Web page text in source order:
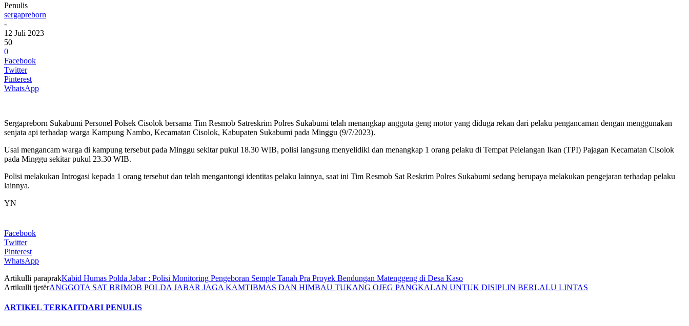
Penulis
sergapreborn
-
12 Juli 2023
50
0
Facebook
Twitter
Pinterest
WhatsApp
Sergapreborn Sukabumi Personel Polsek Cisolok bersama Tim Resmob Satreskrim Polres Sukabumi telah menangkap anggota geng motor yang diduga rekan dari pelaku pengancaman dengan menggunakan
senjata api terhadap warga Kampung Nambo, Kecamatan Cisolok, Kabupaten Sukabumi pada Minggu (9/7/2023).
Usai mengancam warga di kampung tersebut pada Minggu sekitar pukul 18.30 WIB, polisi langsung menyelidiki dan menangkap 1 orang pelaku di Tempat Pelelangan Ikan (TPI) Pajagan Kecamatan Cisolok
pada Minggu sekitar pukul 23.30 WIB.
Polisi melakukan Introgasi kepada 1 orang tersebut dan telah mengantongi identitas pelaku lainnya, saat ini Tim Resmob Sat Reskrim Polres Sukabumi sedang berupaya melakukan pengejaran terhadap pelaku
lainnya.
YN
Facebook
Twitter
Pinterest
WhatsApp
Artikulli paraprakKabid Humas Polda Jabar : Polisi Monitoring Pengeboran Semple Tanah Pra Proyek Bendungan Matenggeng di Desa Kaso
Artikulli tjetërANGGOTA SAT BRIMOB POLDA JABAR JAGA KAMTIBMAS DAN HIMBAU TUKANG OJEG PANGKALAN UNTUK DISIPLIN BERLALU LINTAS
ARTIKEL TERKAITDARI PENULIS